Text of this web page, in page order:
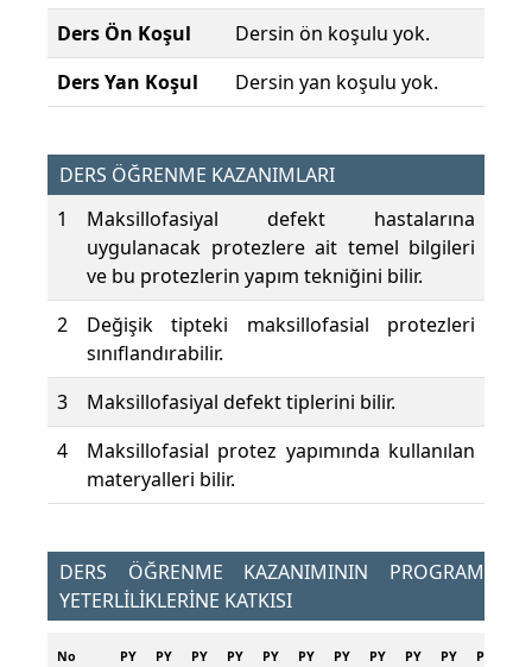
Ders Ön Koşul
Dersin ön koşulu yok.
Ders Yan Koşul
Dersin yan koşulu yok.
DERS ÖĞRENME KAZANIMLARI
1
Maksillofasiyal defekt hastalarına
uygulanacak protezlere ait temel bilgileri
ve bu protezlerin yapım tekniğini bilir.
2
Değişik tipteki maksillofasial protezleri
sınıflandırabilir.
3
Maksillofasiyal defekt tiplerini bilir.
4
Maksillofasial protez yapımında kullanılan
materyalleri bilir.
DERS ÖĞRENME KAZANIMININ PROGRAM
YETERLİLİKLERİNE KATKISI
No
PY
PY
PY
PY
PY
PY
PY
PY
PY
PY
PY